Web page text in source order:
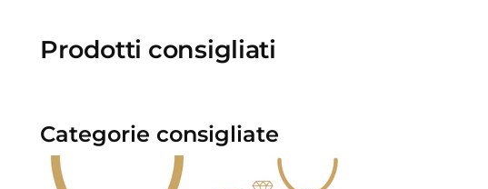
Prodotti consigliati
Categorie consigliate